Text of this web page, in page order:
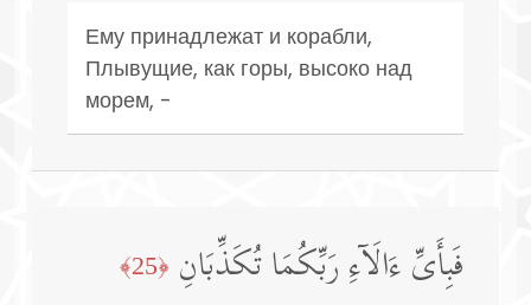
Ему принадлежат и корабли,
Плывущие, как горы, высоко над
морем, -
فَبِأَیِّ ءَالَاۤءِ رَبِّكُمَا تُكَذِّبَانِ ﴿25﴾